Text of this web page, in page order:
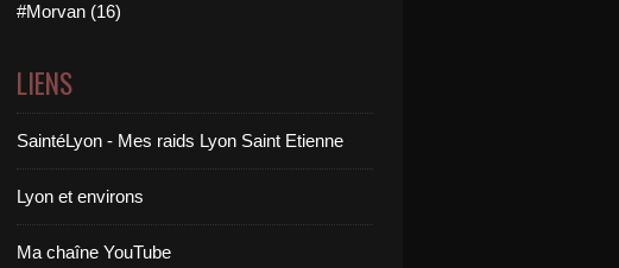
#Morvan (16)
LIENS
SaintéLyon - Mes raids Lyon Saint Etienne
Lyon et environs
Ma chaîne YouTube